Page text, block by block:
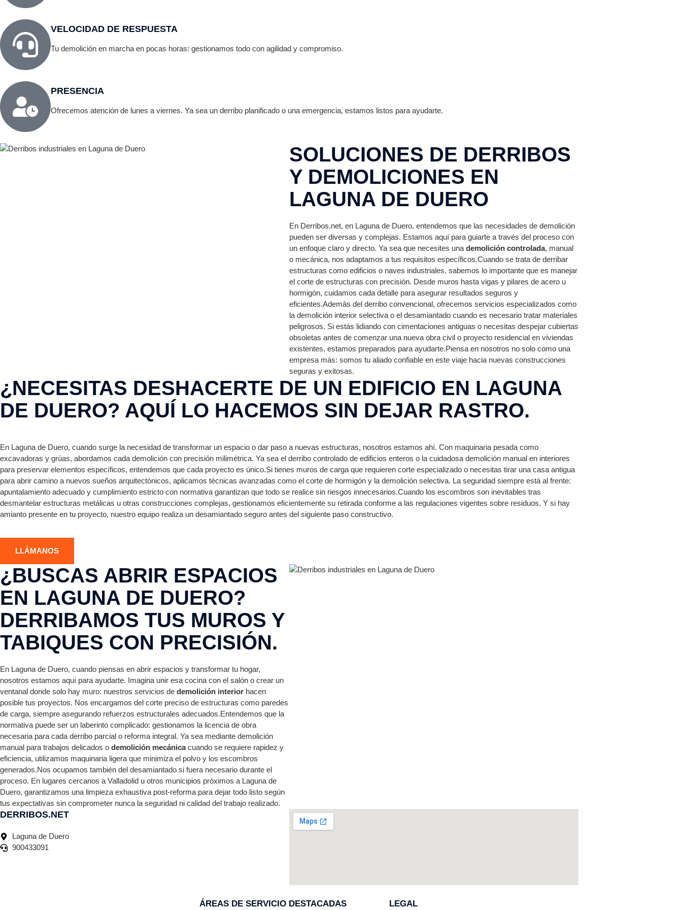
VELOCIDAD DE RESPUESTA
Tu demolición en marcha en pocas horas: gestionamos todo con agilidad y compromiso.
PRESENCIA
Ofrecemos atención de lunes a viernes. Ya sea un derribo planificado o una emergencia, estamos listos para ayudarte.
SOLUCIONES DE DERRIBOS
Y DEMOLICIONES EN
LAGUNA DE DUERO
En Derribos.net, en Laguna de Duero, entendemos que las necesidades de demolición
pueden ser diversas y complejas. Estamos aquí para guiarte a través del proceso con
un enfoque claro y directo. Ya sea que necesites una demolición controlada, manual
o mecánica, nos adaptamos a tus requisitos específicos.Cuando se trata de derribar
estructuras como edificios o naves industriales, sabemos lo importante que es manejar
el corte de estructuras con precisión. Desde muros hasta vigas y pilares de acero u
hormigón, cuidamos cada detalle para asegurar resultados seguros y
eficientes.Además del derribo convencional, ofrecemos servicios especializados como
la demolición interior selectiva o el desamiantado cuando es necesario tratar materiales
peligrosos. Si estás lidiando con cimentaciones antiguas o necesitas despejar cubiertas
obsoletas antes de comenzar una nueva obra civil o proyecto residencial en viviendas
existentes, estamos preparados para ayudarte.Piensa en nosotros no solo como una
empresa más: somos tu aliado confiable en este viaje hacia nuevas construcciones
seguras y exitosas.
¿NECESITAS DESHACERTE DE UN EDIFICIO EN LAGUNA
DE DUERO? AQUÍ LO HACEMOS SIN DEJAR RASTRO.
En Laguna de Duero, cuando surge la necesidad de transformar un espacio o dar paso a nuevas estructuras, nosotros estamos ahí. Con maquinaria pesada como
excavadoras y grúas, abordamos cada demolición con precisión milimétrica. Ya sea el derribo controlado de edificios enteros o la cuidadosa demolición manual en interiores
para preservar elementos específicos, entendemos que cada proyecto es único.Si tienes muros de carga que requieren corte especializado o necesitas tirar una casa antigua
para abrir camino a nuevos sueños arquitectónicos, aplicamos técnicas avanzadas como el corte de hormigón y la demolición selectiva. La seguridad siempre está al frente:
apuntalamiento adecuado y cumplimiento estricto con normativa garantizan que todo se realice sin riesgos innecesarios.Cuando los escombros son inevitables tras
desmantelar estructuras metálicas u otras construcciones complejas, gestionamos eficientemente su retirada conforme a las regulaciones vigentes sobre residuos. Y si hay
amianto presente en tu proyecto, nuestro equipo realiza un desamiantado seguro antes del siguiente paso constructivo.
LLÁMANOS
¿BUSCAS ABRIR ESPACIOS
EN LAGUNA DE DUERO?
DERRIBAMOS TUS MUROS Y
TABIQUES CON PRECISIÓN.
En Laguna de Duero, cuando piensas en abrir espacios y transformar tu hogar,
nosotros estamos aquí para ayudarte. Imagina unir esa cocina con el salón o crear un
ventanal donde solo hay muro: nuestros servicios de demolición interior hacen
posible tus proyectos. Nos encargamos del corte preciso de estructuras como paredes
de carga, siempre asegurando refuerzos estructurales adecuados.Entendemos que la
normativa puede ser un laberinto complicado: gestionamos la licencia de obra
necesaria para cada derribo parcial o reforma integral. Ya sea mediante demolición
manual para trabajos delicados o demolición mecánicacuando se requiere rapidez y
eficiencia, utilizamos maquinaria ligera que minimiza el polvo y los escombros
generados.Nos ocupamos también del desamiantado si fuera necesario durante el
proceso. En lugares cercanos a Valladolid u otros municipios próximos a Laguna de
Duero, garantizamos una limpieza exhaustiva post-reforma para dejar todo listo según
tus expectativas sin comprometer nunca la seguridad ni calidad del trabajo realizado.
DERRIBOS.NET
Laguna de Duero
900433091
ÁREAS DE SERVICIO DESTACADAS LEGAL